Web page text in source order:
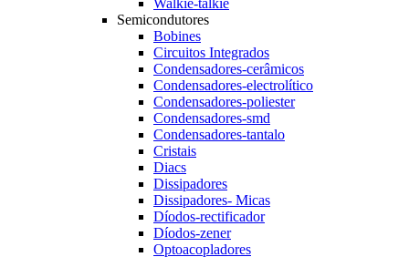
Walkie-talkie
Semicondutores
Bobines
Circuitos Integrados
Condensadores-cerâmicos
Condensadores-electrolítico
Condensadores-poliester
Condensadores-smd
Condensadores-tantalo
Cristais
Diacs
Dissipadores
Dissipadores- Micas
Díodos-rectificador
Díodos-zener
Optoacopladores